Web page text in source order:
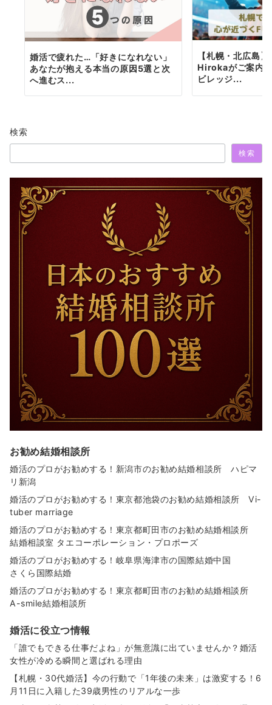
婚活で疲れた…「好きになれない」
あなたが抱える本当の原因5選と次
へ進むス...
【札幌・北広島
Hirokaがご案内
ビレッジ...
検索
検索
お勧め結婚相談所
婚活のプロがお勧めする！新潟市のお勧め結婚相談所 ハピマ
リ新潟
婚活のプロがお勧めする！東京都池袋のお勧め結婚相談所 Vi-
tuber marriage
婚活のプロがお勧めする！東京都町田市のお勧め結婚相談所
結婚相談室 タエコーポレーション・プロポーズ
婚活のプロがお勧めする！岐阜県海津市の国際結婚中国
さくら国際結婚
婚活のプロがお勧めする！東京都町田市のお勧め結婚相談所
A-smile結婚相談所
婚活に役立つ情報
「誰でもできる仕事だよね」が無意識に出ていませんか？婚活
女性が冷める瞬間と選ばれる理由
【札幌・30代婚活】今の行動で「1年後の未来」は激変する！6
月11日に入籍した39歳男性のリアルな一歩